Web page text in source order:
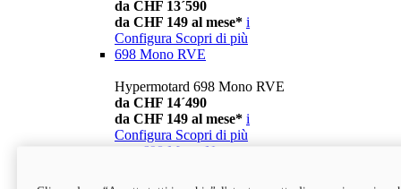
da CHF 13´590
da CHF 149 al mese* i
Configura Scopri di più
698 Mono RVE
Hypermotard 698 Mono RVE
da CHF 14´490
da CHF 149 al mese* i
Configura Scopri di più
698 Mono Nera
Hypermotard 698 Mono Nera